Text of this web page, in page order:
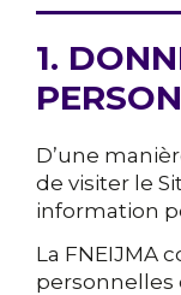
1.
D’une
de visiter le
information
La FNEIJMA
personnelles